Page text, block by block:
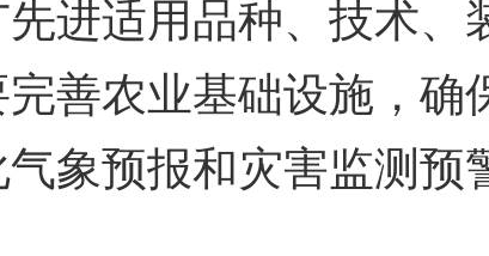
进适用品种、技术、
善农业基础设施，确
象预报和灾害监测预